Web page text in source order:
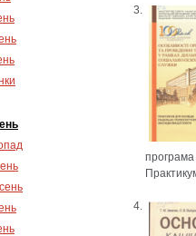
програма